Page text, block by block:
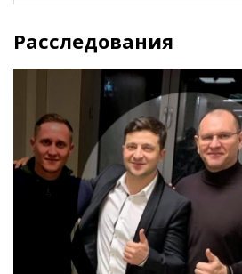
Расследования